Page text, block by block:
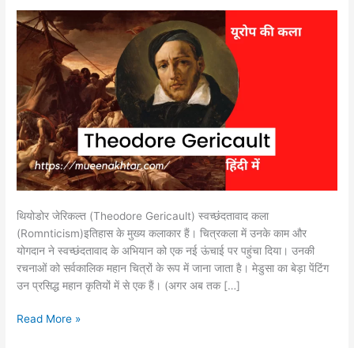
थियोडोर जेरिकल्त (Theodore Gericault) स्वच्छंदतावाद कला
(Romnticism)इतिहास के मुख्य कलाकार हैं। चित्रकला में उनके काम और
योगदान ने स्वच्छंदतावाद के अभियान को एक नई ऊंचाई पर पहुंचा दिया। उनकी
रचनाओं को सर्वकालिक महान चित्रों के रूप में जाना जाता है। मेडुसा का बेड़ा पेंटिंग
उन प्रसिद्ध महान कृतियों में से एक हैं। (अगर अब तक […]
Read More »